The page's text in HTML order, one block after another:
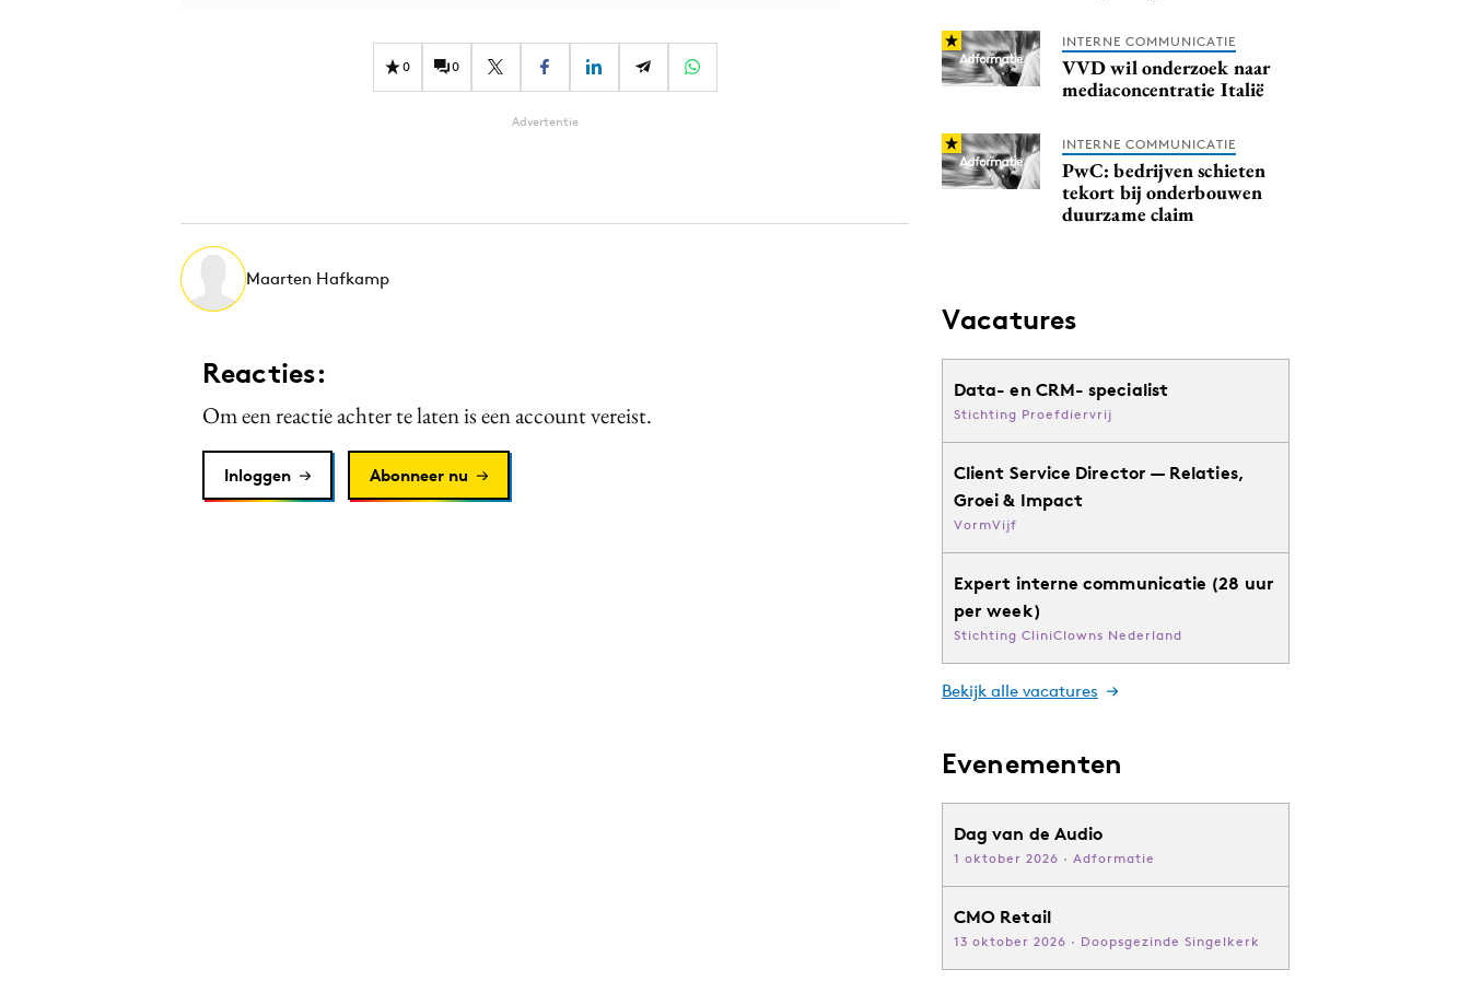
0 0
Advertentie
Maarten Hafkamp
Reacties:
Om een reactie achter te laten is een account vereist.
Inloggen Abonneer nu
INTERNE COMMUNICATIE
VVD wil onderzoek naar
mediaconcentratie Italië
INTERNE COMMUNICATIE
PwC: bedrijven schieten
tekort bij onderbouwen
duurzame claim
Vacatures
Data- en CRM- specialist
Stichting Proefdiervrij
Client Service Director — Relaties,
Groei & Impact
VormVijf
Expert interne communicatie (28 uur
per week)
Stichting CliniClowns Nederland
Bekijk alle vacatures
Evenementen
Dag van de Audio
1 oktober 2026 · Adformatie
CMO Retail
13 oktober 2026 · Doopsgezinde Singelkerk